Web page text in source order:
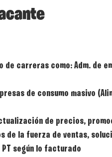
carreras como: Adm. de
de consumo masivo
de precios,
de la fuerza de ventas,
según lo facturado